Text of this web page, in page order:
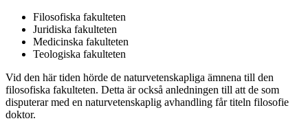
Filosofiska fakulteten
Juridiska fakulteten
Medicinska fakulteten
Teologiska fakulteten
Vid den här tiden hörde de naturvetenskapliga ämnena till den
filosofiska fakulteten. Detta är också anledningen till att de som
disputerar med en naturvetenskaplig avhandling får titeln filosofie
doktor.